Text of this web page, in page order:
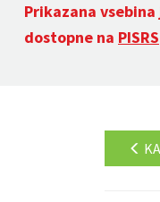
Prikazana
dostopne na PISRS